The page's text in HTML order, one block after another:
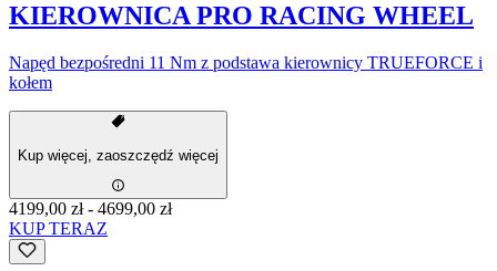
KIEROWNICA PRO RACING WHEEL
Napęd bezpośredni 11 Nm z podstawa kierownicy TRUEFORCE i
kołem
Kup więcej, zaoszczędź więcej
4199,00 zł- 4699,00 zł
KUP TERAZ